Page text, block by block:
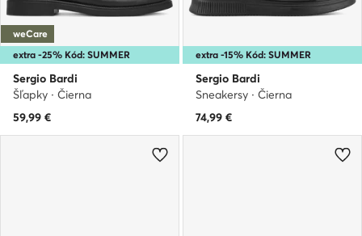
extra -25% Kód: SUMMER
weCare
Sergio Bardi
Šľapky · Čierna
59,99 €
extra -15% Kód: SUMMER
Sergio Bardi
Sneakersy · Čierna
74,99 €